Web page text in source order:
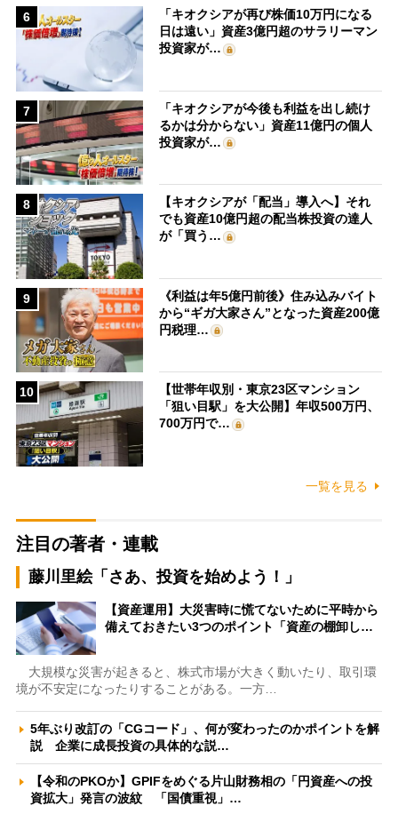
6
「キオクシアが再び株価10万円になる
日は遠い」資産3億円超のサラリーマン
投資家が…
7
「キオクシアが今後も利益を出し続け
るかは分からない」資産11億円の個人
投資家が…
8
【キオクシアが「配当」導入へ】それ
でも資産10億円超の配当株投資の達人
が「買う…
9
《利益は年5億円前後》住み込みバイト
から“ギガ大家さん”となった資産200億
円税理…
10
【世帯年収別・東京23区マンション
「狙い目駅」を大公開】年収500万円、
700万円で…
一覧を見る
注目の著者・連載
藤川里絵「さあ、投資を始めよう！」
【資産運用】大災害時に慌てないために平時から
備えておきたい3つのポイント「資産の棚卸し…
大規模な災害が起きると、株式市場が大きく動いたり、取引環
境が不安定になったりすることがある。一方…
5年ぶり改訂の「CGコード」、何が変わったのかポイントを解
説 企業に成長投資の具体的な説…
【令和のPKOか】GPIFをめぐる片山財務相の「円資産への投
資拡大」発言の波紋 「国債重視」…